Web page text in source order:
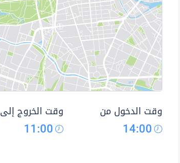
وقت الدخول من
14:00
وقت الخروج إلى
11:00